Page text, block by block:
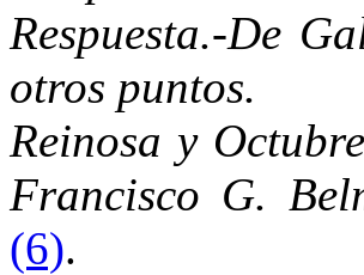
Respuesta.-De
otros puntos.
Reinosa y
Francisco G.
(6).